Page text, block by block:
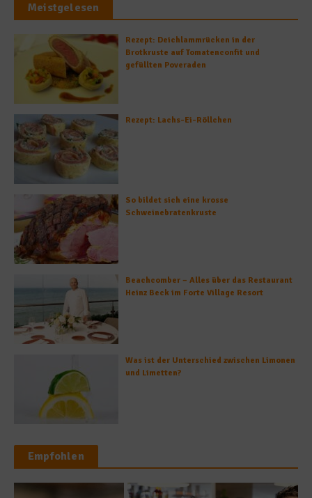
Meistgelesen
Rezept: Deichlammrücken in der
Brotkruste auf Tomatenconfit und
gefüllten Poveraden
Rezept: Lachs-Ei-Röllchen
So bildet sich eine krosse
Schweinebratenkruste
Beachcomber – Alles über das Restaurant
Heinz Beck im Forte Village Resort
Was ist der Unterschied zwischen Limonen
und Limetten?
Empfohlen